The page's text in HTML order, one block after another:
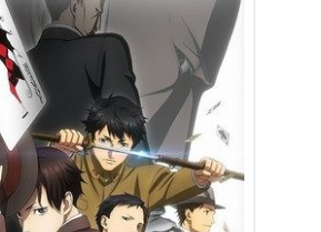
間無料!!お試し解約もOK／／
無料でU-NEXTで見る